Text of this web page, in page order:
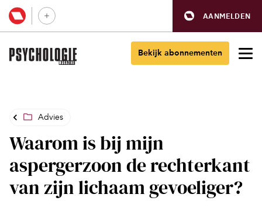
AANMELDEN
Bekijk abonnementen
Advies
Waarom is bij mijn
aspergerzoon de rechterkant
van zijn lichaam gevoeliger?